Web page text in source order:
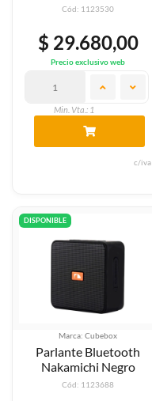
Cód: 1123530
$ 29.680,00
Precio exclusivo web
Min. Vta.: 1
c/iva
DISPONIBLE
Marca: Cubebox
Parlante Bluetooth
Nakamichi Negro
Cód: 1123688